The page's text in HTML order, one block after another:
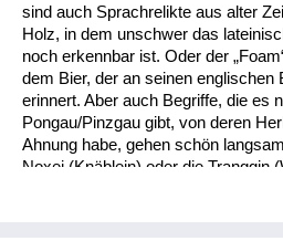
sind auch Sprachrelikte aus alter
Holz, in dem unschwer das
noch erkennbar ist. Oder der
dem Bier, der an seinen englischen
erinnert. Aber auch Begriffe, die es
Pongau/Pinzgau gibt, von deren
Ahnung habe, gehen schön
Noxei (Knäblein) oder die Tranggin
kann dabei „kasig“ sein, also